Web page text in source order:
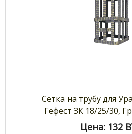
Сетка на трубу для
Гефест ЗК 18/25/30,
Цена: 132